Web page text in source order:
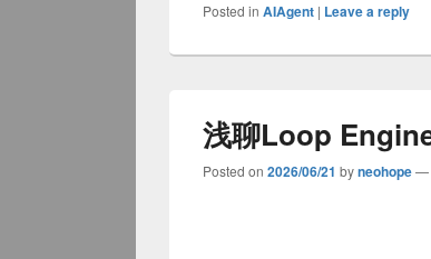
Posted in AIAgent | Leave a reply
浅聊Loop
Posted on 2026/06/21 byneohope—